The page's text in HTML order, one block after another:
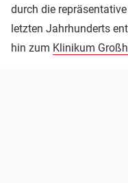
durch die
letzten Jahrhunderts
hin zum Klinikum